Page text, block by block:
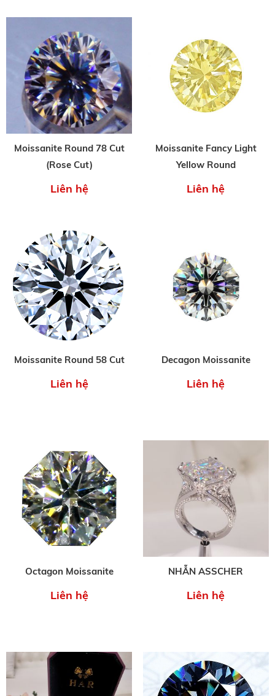
Moissanite Round 78 Cut
(Rose Cut)
Liên hệ
Moissanite Fancy Light
Yellow Round
Liên hệ
Moissanite Round 58 Cut
Liên hệ
Decagon Moissanite
Liên hệ
Octagon Moissanite
Liên hệ
NHẪN ASSCHER
Liên hệ